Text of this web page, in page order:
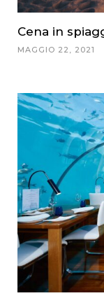
Cena in
MAGGIO 22, 2021